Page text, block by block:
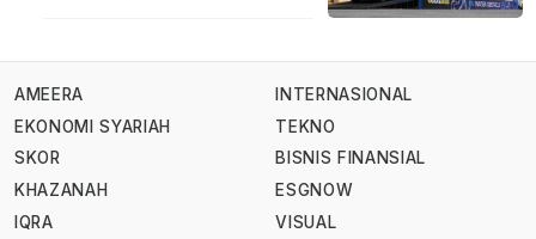
AMEERA
EKONOMI SYARIAH
SKOR
KHAZANAH
IQRA
INTERNASIONAL
TEKNO
BISNIS FINANSIAL
ESGNOW
VISUAL